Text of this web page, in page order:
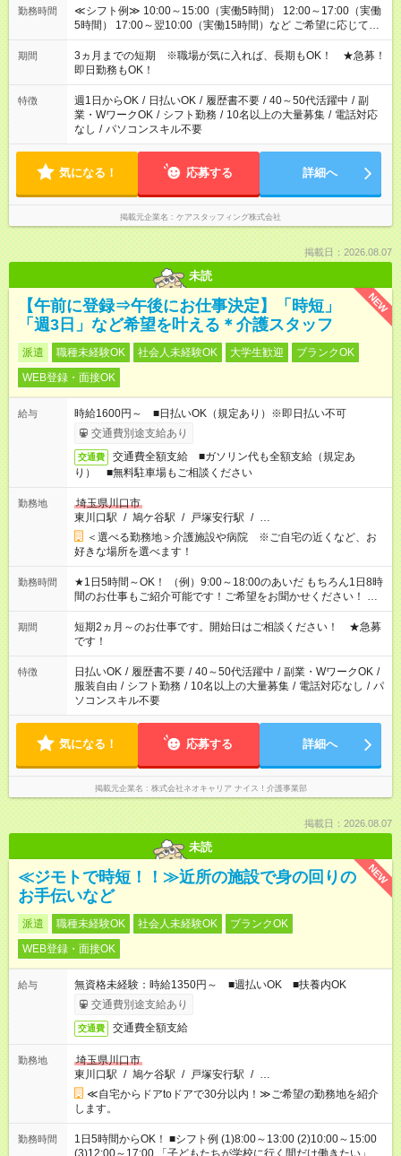
勤務時間
≪シフト例≫ 10:00～15:00（実働5時間） 12:00～17:00（実働
5時間） 17:00～翌10:00（実働15時間）など ご希望に応じて、
働く時間は調整できます！ お気軽に担当へ相談ください！
期間
3ヵ月までの短期 ※職場が気に入れば、長期もOK！ ★急募！
即日勤務もOK！
特徴 週1日からOK / 日払いOK / 履歴書不要 / 40～50代活躍中 / 副
業・WワークOK / シフト勤務 / 10名以上の大量募集 / 電話対応
なし / パソコンスキル不要
気になる！ 応募する 詳細へ
掲載元企業名 ケアスタッフィング株式会社
掲載日：2026.08.07
未読
NEW
【午前に登録⇒午後にお仕事決定】「時短」
「週3日」など希望を叶える＊介護スタッフ
派遣 職種未経験OK 社会人未経験OK 大学生歓迎
ブランクOK
WEB登録・面接OK
給与
時給1600円～ ■日払いOK（規定あり）※即日払い不可
交通費別途支給あり
交通費
交通費全額支給 ■ガソリン代も全額支給（規定あ
り） ■無料駐車場もご相談ください
勤務地
埼玉県川口市
東川口駅 / 鳩ケ谷駅 / 戸塚安行駅 / …
＜選べる勤務地＞介護施設や病院 ※ご自宅の近くなど、お
好きな場所を選べます！
勤務時間
★1日5時間～OK！ （例）9:00～18:00のあいだ もちろん1日8時
間のお仕事もご紹介可能です！ご希望をお聞かせください！ ※
週最低15時間以上の勤務が必要です
期間
短期2ヵ月～のお仕事です。開始日はご相談ください！ ★急募
です！
特徴 日払いOK / 履歴書不要 / 40～50代活躍中 / 副業・WワークOK /
服装自由 / シフト勤務 / 10名以上の大量募集 / 電話対応なし / パ
ソコンスキル不要
気になる！ 応募する 詳細へ
掲載元企業名 株式会社ネオキャリア ナイス！介護事業部
掲載日：2026.08.07
未読
NEW
≪ジモトで時短！！≫近所の施設で身の回りの
お手伝いなど
派遣 職種未経験OK 社会人未経験OK
ブランクOK
WEB登録・面接OK
給与
無資格未経験：時給1350円～ ■週払いOK ■扶養内OK
交通費別途支給あり
交通費 交通費全額支給
勤務地
埼玉県川口市
東川口駅 / 鳩ケ谷駅 / 戸塚安行駅 / …
≪自宅からドアtoドアで30分以内！≫ご希望の勤務地を紹介
します。
勤務時間
1日5時間からOK！ ■シフト例 (1)8:00～13:00 (2)10:00～15:00
(3)12:00～17:00 「子どもたちが学校に行く間だけ働きたい」